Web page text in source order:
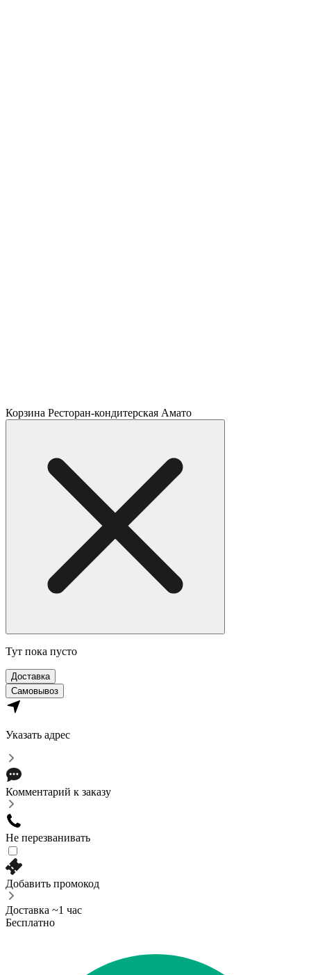
Корзина Ресторан-кондитерская Амато
Тут пока пусто
Доставка
Самовывоз
Указать адрес
Комментарий к заказу
Не перезванивать
Добавить промокод
Доставка ~1 час
Бесплатно